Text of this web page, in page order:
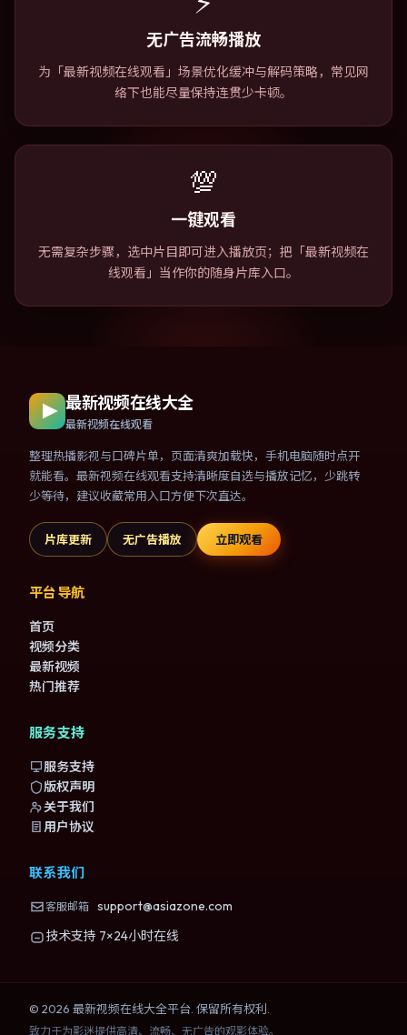
无广告流畅播放
为「最新视频在线观看」场景优化缓冲与解码策略，常见网
络下也能尽量保持连贯少卡顿。
💯
一键观看
无需复杂步骤，选中片目即可进入播放页；把「最新视频在
线观看」当作你的随身片库入口。
最新视频在线大全
最新视频在线观看
整理热播影视与口碑片单，页面清爽加载快，手机电脑随时点开
就能看。最新视频在线观看支持清晰度自选与播放记忆，少跳转
少等待，建议收藏常用入口方便下次直达。
片库更新 无广告播放 立即观看
平台导航
首页
视频分类
最新视频
热门推荐
服务支持
服务支持
版权声明
关于我们
用户协议
联系我们
客服邮箱 support@asiazone.com
技术支持 7×24小时在线
© 2026 最新视频在线大全平台. 保留所有权利.
致力于为影迷提供高清、流畅、无广告的观影体验。